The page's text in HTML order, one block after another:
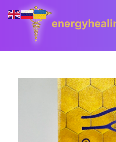
Energyhealing
ДОПОМОГА
Консультація онлайн